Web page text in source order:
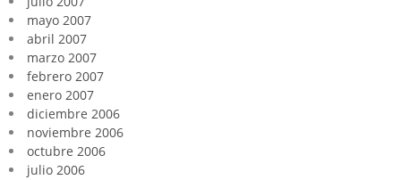
mayo 2007
abril 2007
marzo 2007
febrero 2007
enero 2007
diciembre 2006
noviembre 2006
octubre 2006
julio 2006